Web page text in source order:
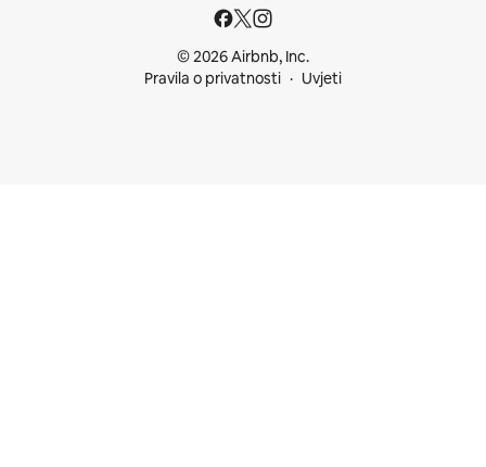
© 2026 Airbnb, Inc.
Pravila o privatnosti
Uvjeti